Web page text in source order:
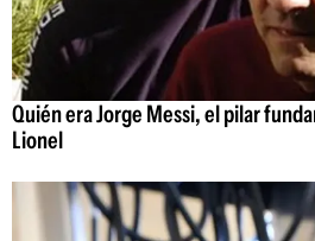
Quién era Jorge Messi, el pilar
Lionel